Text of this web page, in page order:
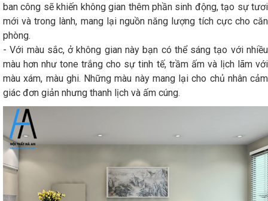
ban công sẽ khiến không gian thêm phần sinh động, tạo sự tươi
mới và trong lành, mang lại nguồn năng lượng tích cực cho căn
phòng.
- Với màu sắc, ở không gian này bạn có thể sáng tạo với nhiều
màu hơn như tone trắng cho sự tinh tế, trầm ấm và lịch lãm với
màu xám, màu ghi. Những màu này mang lại cho chủ nhân cảm
giác đơn giản nhưng thanh lịch và ấm cúng.